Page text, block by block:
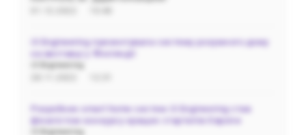
i3 Engineering презентувала систему розумного дому
на виставці у Фінляндії
Розробник smart home систем i3 Engineering став
фіналістом конкурсу кращих стартапів Європи